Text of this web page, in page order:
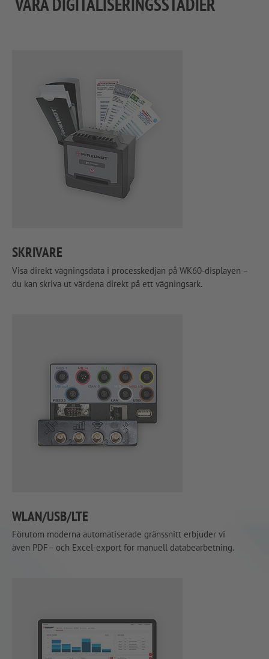
SKRIVARE
Visa direkt vägningsdata i processkedjan på WK60-displayen –
du kan skriva ut värdena direkt på ett vägningsark.
WLAN/USB/LTE
Förutom moderna automatiserade gränssnitt erbjuder vi
även PDF– och Excel-export för manuell databearbetning.